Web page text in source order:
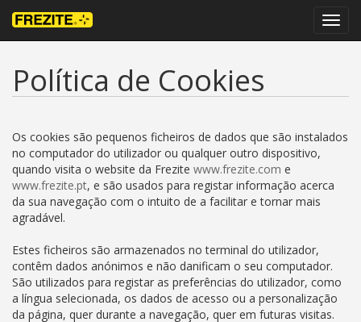
Política de Cookies
Os cookies são pequenos ficheiros de dados que são instalados
no computador do utilizador ou qualquer outro dispositivo,
quando visita o website da Frezite www.frezite.com e
www.frezite.pt, e são usados para registar informação acerca
da sua navegação com o intuito de a facilitar e tornar mais
agradável.
Estes ficheiros são armazenados no terminal do utilizador,
contêm dados anónimos e não danificam o seu computador.
São utilizados para registar as preferências do utilizador, como
a língua selecionada, os dados de acesso ou a personalização
da página, quer durante a navegação, quer em futuras visitas.